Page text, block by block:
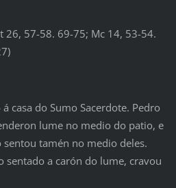
26, 57-58. 69-75; Mc 14, 53-54.
casa do Sumo Sacerdote. Pedro
lume no medio do patio, e
tamén no medio deles.
sentado a carón do lume, cravou